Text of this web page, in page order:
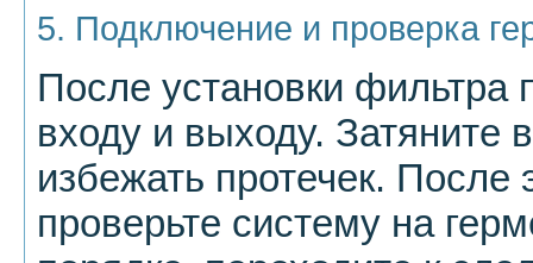
5. Подключение и проверка
После установки фильтра
входу и выходу. Затяните
избежать протечек. После
проверьте систему на